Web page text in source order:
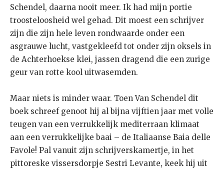
Schendel, daarna nooit meer. Ik had mijn portie
troosteloosheid wel gehad. Dit moest een schrijver
zijn die zijn hele leven rondwaarde onder een
asgrauwe lucht, vastgekleefd tot onder zijn oksels in
de Achterhoekse klei, jassen dragend die een zurige
geur van rotte kool uitwasemden.
Maar niets is minder waar. Toen Van Schendel dit
boek schreef genoot hij al bijna vijftien jaar met volle
teugen van een verrukkelijk mediterraan klimaat
aan een verrukkelijke baai – de Italiaanse Baia delle
Favole! Pal vanuit zijn schrijverskamertje, in het
pittoreske vissersdorpje Sestri Levante, keek hij uit